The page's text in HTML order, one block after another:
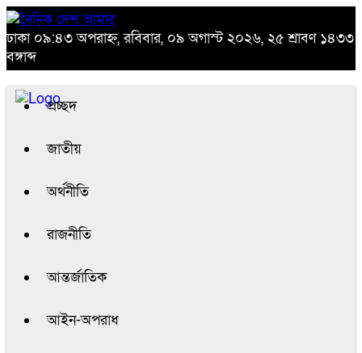
ঢাকা ০৯:৪৩ অপরাহ্ন, রবিবার, ০৯ অগাস্ট ২০২৬, ২৫ শ্রাবণ ১৪৩৩
বঙ্গাব্দ
প্রচ্ছদ
জাতীয়
অর্থনীতি
রাজনীতি
আন্তর্জাতিক
আইন-অপরাধ